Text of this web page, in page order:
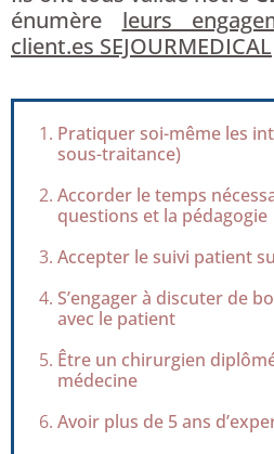
énumère leurs
client.es SEJOURMEDICAL
Pratiquer soi-même les
sous-traitance)
Accorder le temps
questions et la pédagogie
Accepter le suivi patient
S’engager à discuter de
avec le patient
Être un chirurgien
médecine
Avoir plus de 5 ans